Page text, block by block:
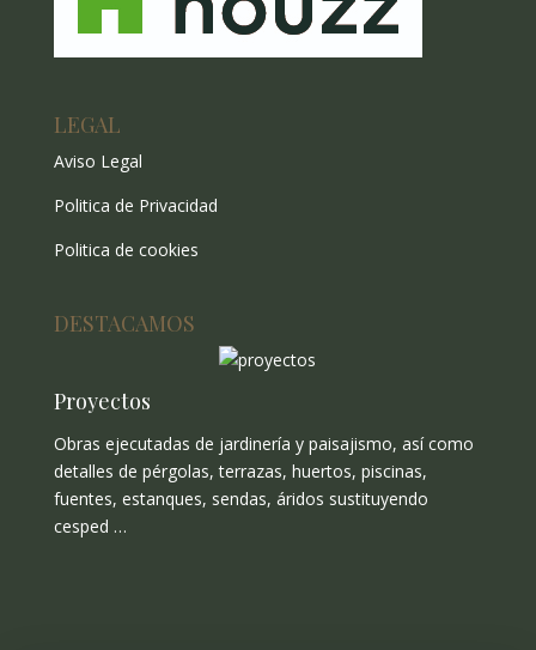
LEGAL
Aviso Legal
Politica de Privacidad
Politica de cookies
DESTACAMOS
Proyectos
Obras ejecutadas de jardinería y paisajismo, así como
detalles de pérgolas, terrazas, huertos, piscinas,
fuentes, estanques, sendas, áridos sustituyendo
cesped …